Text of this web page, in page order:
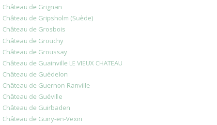
Château de Grignan
Château de Gripsholm (Suède)
Château de Grosbois
Château de Grouchy
Château de Groussay
Château de Guainville LE VIEUX CHATEAU
Château de Guédelon
Château de Guernon-Ranville
Château de Guéville
Château de Guirbaden
Château de Guiry-en-Vexin